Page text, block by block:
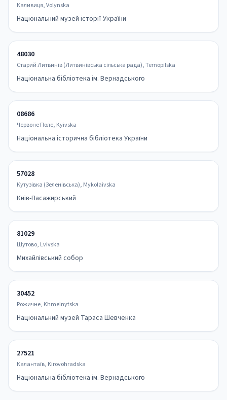
Каливиця, Volynska
Національний музей історії України
48030
Старий Литвинів (Литвинівська сільська рада), Ternopilska
Національна бібліотека ім. Вернадського
08686
Червоне Поле, Kyivska
Національна історична бібліотека України
57028
Кутузівка (Зеленівська), Mykolaivska
Київ-Пасажирський
81029
Шутово, Lvivska
Михайлівський собор
30452
Рожичне, Khmelnytska
Національний музей Тараса Шевченка
27521
Калантаїв, Kirovohradska
Національна бібліотека ім. Вернадського